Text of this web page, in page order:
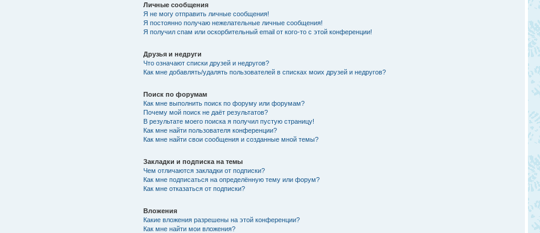
Личные сообщения
Я не могу отправить личные сообщения!
Я постоянно получаю нежелательные личные сообщения!
Я получил спам или оскорбительный email от кого-то с этой конференции!
Друзья и недруги
Что означают списки друзей и недругов?
Как мне добавлять/удалять пользователей в списках моих друзей и недругов?
Поиск по форумам
Как мне выполнить поиск по форуму или форумам?
Почему мой поиск не даёт результатов?
В результате моего поиска я получил пустую страницу!
Как мне найти пользователя конференции?
Как мне найти свои сообщения и созданные мной темы?
Закладки и подписка на темы
Чем отличаются закладки от подписки?
Как мне подписаться на определённую тему или форум?
Как мне отказаться от подписки?
Вложения
Какие вложения разрешены на этой конференции?
Как мне найти мои вложения?